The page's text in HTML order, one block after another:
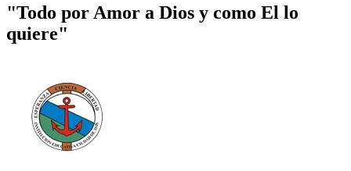
"Todo por Amor a Dios y como El lo
quiere"